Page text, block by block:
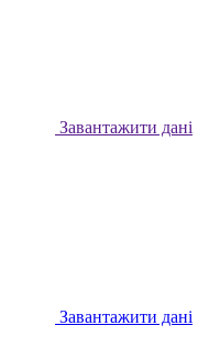
Завантажити дані
Завантажити дані